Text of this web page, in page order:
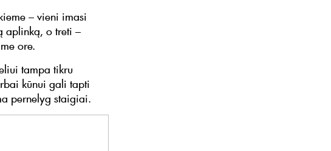
– vieni imasi
aplinką, o treti –
ore.
tampa tikru
kūnui gali tapti
pernelyg staigiai.